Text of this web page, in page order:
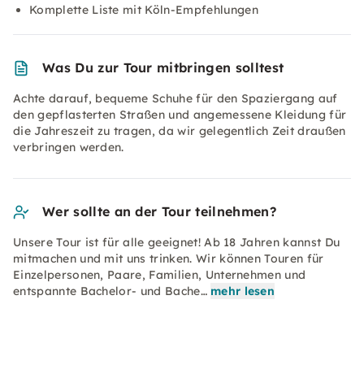
Komplette Liste mit Köln-Empfehlungen
Was Du zur Tour mitbringen solltest
Achte darauf, bequeme Schuhe für den Spaziergang auf
den gepflasterten Straßen und angemessene Kleidung für
die Jahreszeit zu tragen, da wir gelegentlich Zeit draußen
verbringen werden.
Wer sollte an der Tour teilnehmen?
Unsere Tour ist für alle geeignet! Ab 18 Jahren kannst Du
mitmachen und mit uns trinken. Wir können Touren für
Einzelpersonen, Paare, Familien, Unternehmen und
entspannte Bachelor- und Bache… mehr lesen